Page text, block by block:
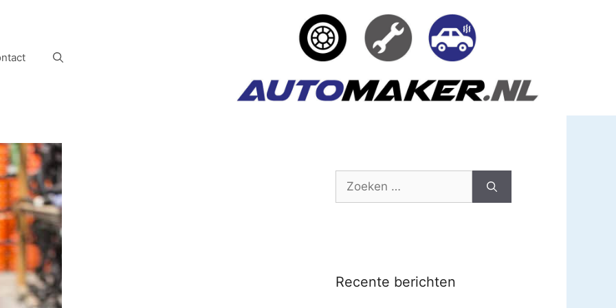
Zoek
Recente berichten